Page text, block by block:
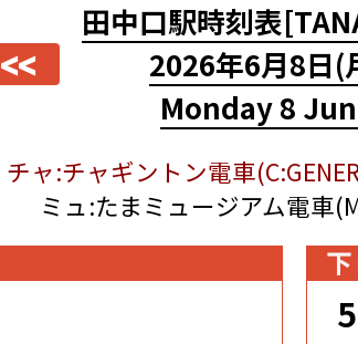
<<
田中口駅時刻表
2026年6月8日(
Monday 8
チャ:チャギントン電車
ミュ:たまミュージアム電車
下
5